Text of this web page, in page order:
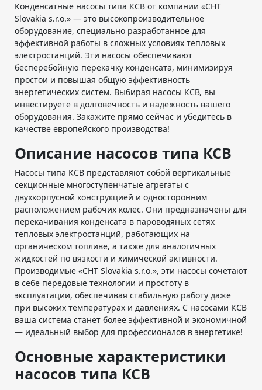
Конденсатные насосы типа КСВ от компании «СНТ
Slovakia s.r.o.» — это высокопроизводительное
оборудование, специально разработанное для
эффективной работы в сложных условиях тепловых
электростанций. Эти насосы обеспечивают
бесперебойную перекачку конденсата, минимизируя
простои и повышая общую эффективность
энергетических систем. Выбирая насосы КСВ, вы
инвестируете в долговечность и надежность вашего
оборудования. Закажите прямо сейчас и убедитесь в
качестве европейского производства!
Описание насосов типа КСВ
Насосы типа КСВ представляют собой вертикальные
секционные многоступенчатые агрегаты с
двухкорпусной конструкцией и односторонним
расположением рабочих колес. Они предназначены для
перекачивания конденсата в пароводяных сетях
тепловых электростанций, работающих на
органическом топливе, а также для аналогичных
жидкостей по вязкости и химической активности.
Производимые «СНТ Slovakia s.r.o.», эти насосы сочетают
в себе передовые технологии и простоту в
эксплуатации, обеспечивая стабильную работу даже
при высоких температурах и давлениях. С насосами КСВ
ваша система станет более эффективной и экономичной
— идеальный выбор для профессионалов в энергетике!
Основные характеристики
насосов типа КСВ